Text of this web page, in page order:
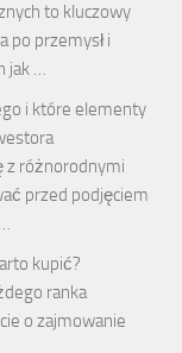
to kluczowy
po przemysł i
jak …
i które elementy
z różnorodnymi
przed podjęciem
kupić?
ranka
o zajmowanie